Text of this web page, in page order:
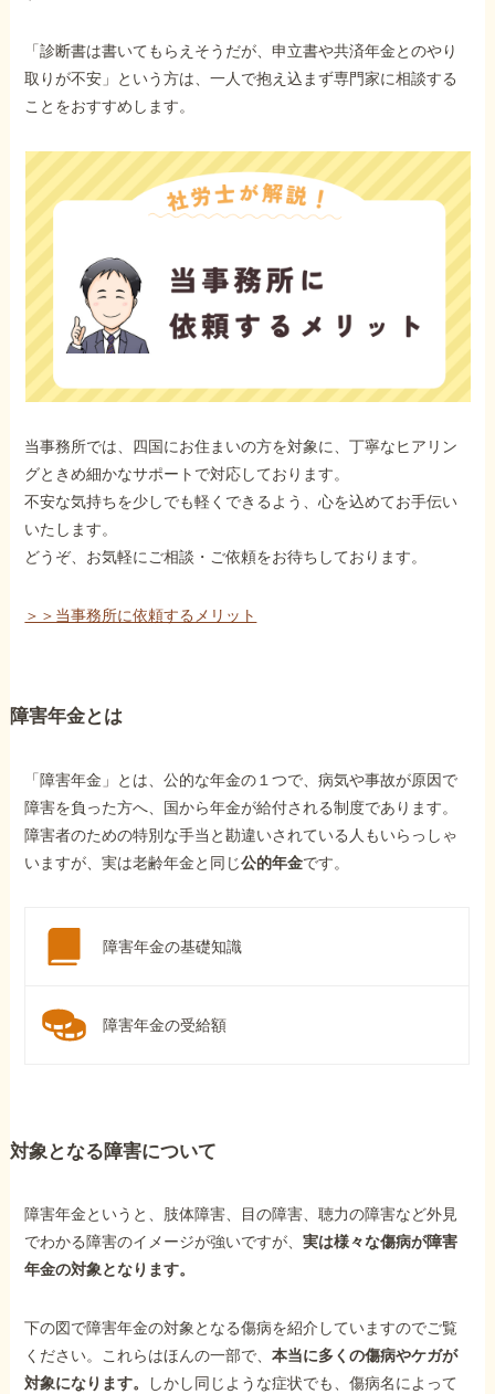
「診断書は書いてもらえそうだが、申立書や共済年金とのやり
取りが不安」という方は、一人で抱え込まず専門家に相談する
ことをおすすめします。
当事務所では、四国にお住まいの方を対象に、丁寧なヒアリン
グときめ細かなサポートで対応しております。
不安な気持ちを少しでも軽くできるよう、心を込めてお手伝い
いたします。
どうぞ、お気軽にご相談・ご依頼をお待ちしております。
＞＞当事務所に依頼するメリット
障害年金とは
「障害年金」とは、公的な年金の１つで、病気や事故が原因で
障害を負った方へ、国から年金が給付される制度であります。
障害者のための特別な手当と勘違いされている人もいらっしゃ
いますが、実は老齢年金と同じ公的年金です。
障害年金の基礎知識
障害年金の受給額
対象となる障害について
障害年金というと、肢体障害、目の障害、聴力の障害など外見
でわかる障害のイメージが強いですが、実は様々な傷病が障害
年金の対象となります。
下の図で障害年金の対象となる傷病を紹介していますのでご覧
ください。これらはほんの一部で、本当に多くの傷病やケガが
対象になります。
しかし同じような症状でも、傷病名によって